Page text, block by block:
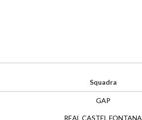
Squadra
GAP
REAL CASTEL FONTANA